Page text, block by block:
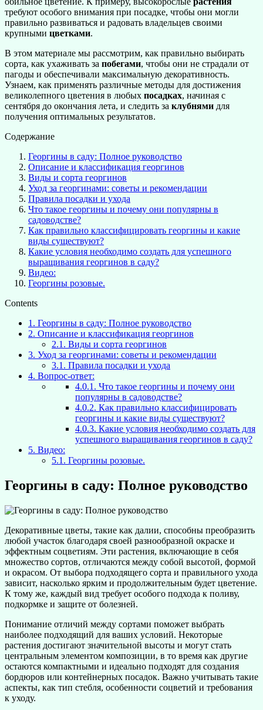
требуют особого внимания при посадке, чтобы они могли
правильно развиваться и радовать владельцев своими
крупными цветками.
В этом материале мы рассмотрим, как правильно выбирать
сорта, как ухаживать за побегами, чтобы они не страдали от
пагоды и обеспечивали максимальную декоративность.
Узнаем, как применять различные методы для достижения
великолепного цветения в любых посадках, начиная с
сентября до окончания лета, и следить за клубнями для
получения оптимальных результатов.
Содержание
Георгины в саду: Полное руководство
Описание и классификация георгинов
Виды и сорта георгинов
Уход за георгинами: советы и рекомендации
Правила посадки и ухода
Что такое георгины и почему они популярны в
садоводстве?
Как правильно классифицировать георгины и какие
виды существуют?
Какие условия необходимо создать для успешного
выращивания георгинов в саду?
Видео:
Георгины розовые.
Contents
1. Георгины в саду: Полное руководство
2. Описание и классификация георгинов
2.1. Виды и сорта георгинов
3. Уход за георгинами: советы и рекомендации
3.1. Правила посадки и ухода
4. Вопрос-ответ:
4.0.1. Что такое георгины и почему они
популярны в садоводстве?
4.0.2. Как правильно классифицировать
георгины и какие виды существуют?
4.0.3. Какие условия необходимо создать для
успешного выращивания георгинов в саду?
5. Видео:
5.1. Георгины розовые.
Георгины в саду: Полное руководство
Декоративные цветы, такие как далии, способны преобразить
любой участок благодаря своей разнообразной окраске и
эффектным соцветиям. Эти растения, включающие в себя
множество сортов, отличаются между собой высотой, формой
и окрасом. От выбора подходящего сорта и правильного ухода
зависит, насколько ярким и продолжительным будет цветение.
К тому же, каждый вид требует особого подхода к поливу,
подкормке и защите от болезней.
Понимание отличий между сортами поможет выбрать
наиболее подходящий для ваших условий. Некоторые
растения достигают значительной высоты и могут стать
центральным элементом композиции, в то время как другие
остаются компактными и идеально подходят для создания
бордюров или контейнерных посадок. Важно учитывать такие
аспекты, как тип стебля, особенности соцветий и требования
к уходу.